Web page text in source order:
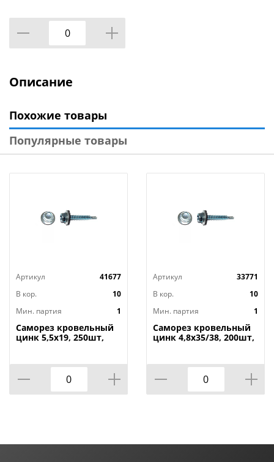
Описание
Похожие товары
Популярные товары
Артикул
41677
В кор.
10
Мин. партия
1
Саморез кровельный
цинк 5,5х19, 250шт,
Артикул
33771
В кор.
10
Мин. партия
1
Саморез кровельный
цинк 4,8х35/38, 200шт,